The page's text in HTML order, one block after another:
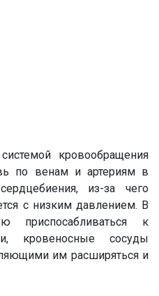
кровообращения
по венам и артериям в
из-за чего
с низким давлением. В
приспосабливаться к
кровеносные сосуды
им расширяться и